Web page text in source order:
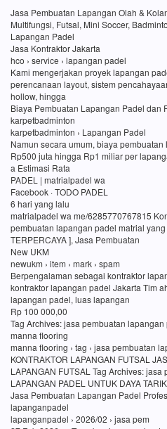
Jasa Pembuatan Lapangan Olah &
Multifungsi, Futsal, Mini Soccer,
Lapangan Padel
Jasa Kontraktor Jakarta
hco › service › lapangan padel
Kami mengerjakan proyek lapangan
perencanaan layout, sistem
hollow, hingga
Biaya Pembuatan Lapangan Padel dan
karpetbadminton
karpetbadminton › Lapangan Padel
Namun secara umum, biaya
Rp500 juta hingga Rp1 miliar per
a Estimasi Rata
PADEL | matrialpadel wa
Facebook · TODO PADEL
6 hari yang lalu
matrialpadel wa me/6285770767815
pembuatan lapangan padel matrial
TERPERCAYA ], Jasa Pembuatan
New UKM
newukm › item › mark › spam
Berpengalaman sebagai kontraktor
kontraktor lapangan padel Jakarta Tim
lapangan padel, luas lapangan
Rp 100 000,00
Tag Archives: jasa pembuatan lapangan
manna flooring
manna flooring › tag › jasa pembuatan
KONTRAKTOR LAPANGAN FUTSAL
LAPANGAN FUTSAL Tag Archives:
LAPANGAN PADEL UNTUK DAYA TARIK
Jasa Pembuatan Lapangan Padel
lapanganpadel
lapanganpadel › 2026/02 › jasa pem